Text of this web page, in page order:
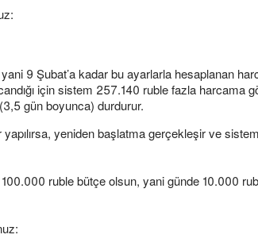
9 Şubat’a kadar bu ayarlarla hesaplanan
için sistem 257.140 ruble fazla harcama
gün boyunca) durdurur.
yeniden başlatma gerçekleşir ve
ruble bütçe olsun, yani günde 10.000